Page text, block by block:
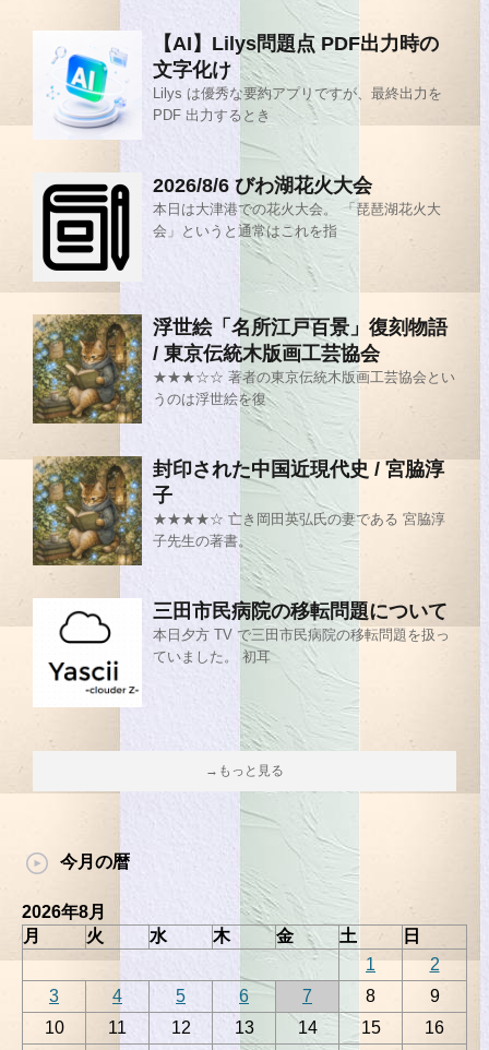
【AI】Lilys問題点 PDF出力時の
文字化け
Lilys は優秀な要約アプリですが、最終出力を
PDF 出力するとき
2026/8/6 びわ湖花火大会
本日は大津港での花火大会。 「琵琶湖花火大
会」というと通常はこれを指
浮世絵「名所江戸百景」復刻物語
/ 東京伝統木版画工芸協会
★★★☆☆ 著者の東京伝統木版画工芸協会とい
うのは浮世絵を復
封印された中国近現代史 / 宮脇淳
子
★★★★☆ 亡き岡田英弘氏の妻である 宮脇淳
子先生の著書。
三田市民病院の移転問題について
本日夕方 TV で三田市民病院の移転問題を扱っ
ていました。 初耳
→もっと見る
今月の暦
2026年8月
月
火 水 木 金 土
日
1
2
3
4 5 6 7 8
9
10
11 12 13 14 15
16